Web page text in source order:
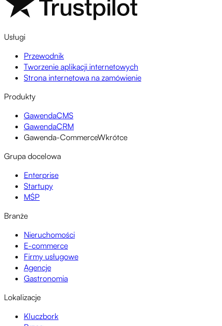
Usługi
Przewodnik
Tworzenie aplikacji internetowych
Strona internetowa na zamówienie
Produkty
GawendaCMS
GawendaCRM
Gawenda-CommerceWkrótce
Grupa docelowa
Enterprise
Startupy
MŚP
Branże
Nieruchomości
E-commerce
Firmy usługowe
Agencje
Gastronomia
Lokalizacje
Kluczbork